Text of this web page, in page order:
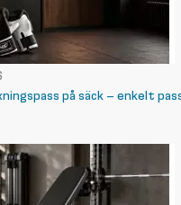
på säck – enkelt